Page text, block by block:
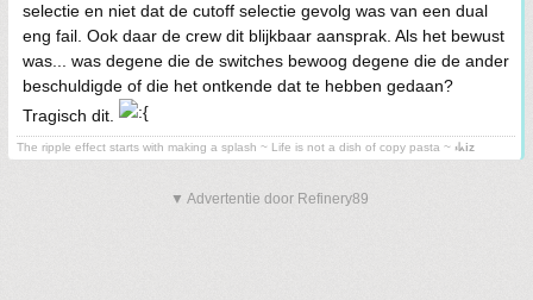
selectie en niet dat de cutoff selectie gevolg was van een dual
eng fail. Ook daar de crew dit blijkbaar aansprak. Als het bewust
was... was degene die de switches bewoog degene die de ander
beschuldigde of die het ontkende dat te hebben gedaan?
Tragisch dit.
The ripple effect starts with making a splash ~ Life is not a dish of copy pasta ~ ⳽ᖾiz
▼ Advertentie door Refinery89